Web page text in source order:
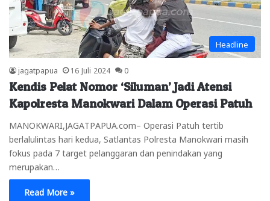
Headline
jagatpapua 16 Juli 2024 0
Kendis Pelat Nomor ‘Siluman’ Jadi Atensi
Kapolresta Manokwari Dalam Operasi Patuh
MANOKWARI,JAGATPAPUA.com– Operasi Patuh tertib
berlalulintas hari kedua, Satlantas Polresta Manokwari masih
fokus pada 7 target pelanggaran dan penindakan yang
merupakan…
Read More »